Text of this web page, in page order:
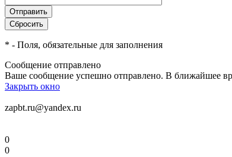
* - Поля, обязательные для заполнения
Сообщение отправлено
Ваше сообщение успешно отправлено. В ближайшее
Закрыть окно
zapbt.ru@yandex.ru
0
0